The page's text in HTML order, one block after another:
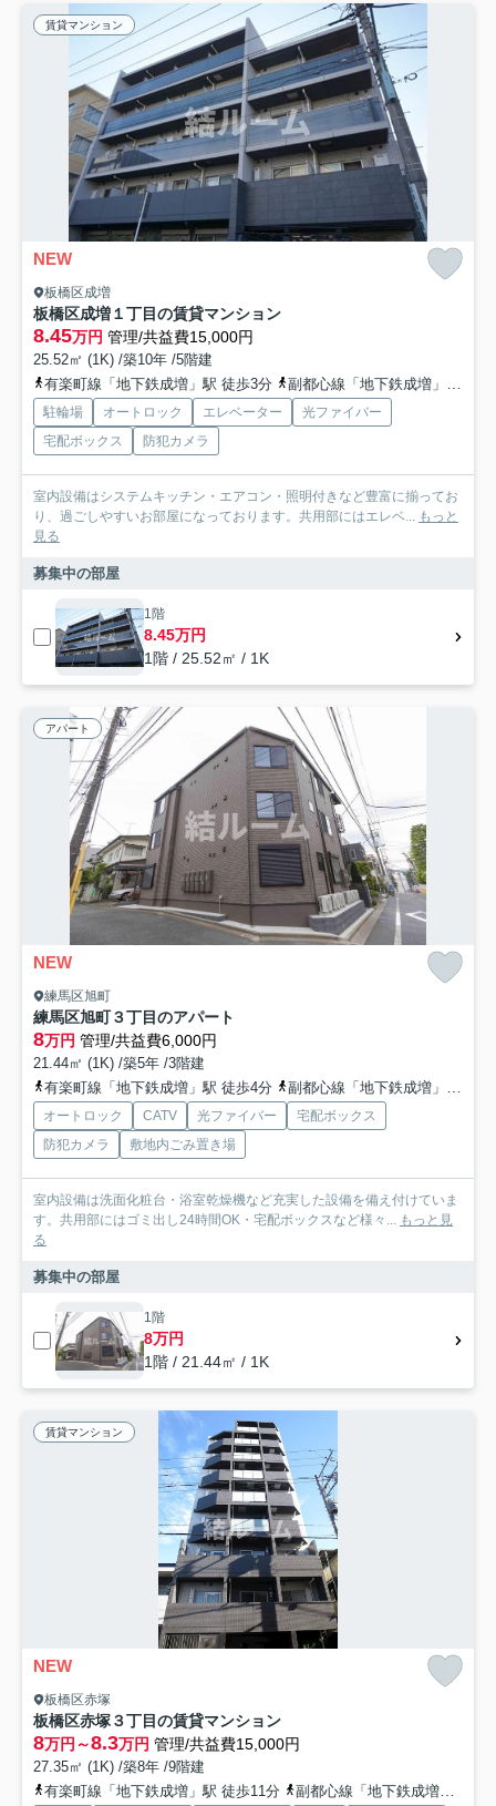
賃貸マンション
NEW
板橋区成増
板橋区成増１丁目の賃貸マンション
8.45万円 管理/共益費15,000円
25.52㎡ (1K) /築10年 /5階建
有楽町線「地下鉄成増」駅 徒歩3分
副都心線「地下鉄成増」駅 徒歩3分
駐輪場 オートロック エレベーター
光ファイバー
宅配ボックス
防犯カメラ
室内設備はシステムキッチン・エアコン・照明付きなど豊富に揃ってお
り、過ごしやすいお部屋になっております。共用部にはエレベ... もっと
見る
募集中の部屋
1階
8.45万円
1階 / 25.52㎡ / 1K
アパート
NEW
練馬区旭町
練馬区旭町３丁目のアパート
8万円 管理/共益費6,000円
21.44㎡ (1K) /築5年 /3階建
有楽町線「地下鉄成増」駅 徒歩4分
副都心線「地下鉄成増」駅 徒歩4分
オートロック CATV 光ファイバー
宅配ボックス
防犯カメラ
敷地内ごみ置き場
室内設備は洗面化粧台・浴室乾燥機など充実した設備を備え付けていま
す。共用部にはゴミ出し24時間OK・宅配ボックスなど様々... もっと見
る
募集中の部屋
1階
8万円
1階 / 21.44㎡ / 1K
賃貸マンション
NEW
板橋区赤塚
板橋区赤塚３丁目の賃貸マンション
8万円～8.3万円 管理/共益費15,000円
27.35㎡ (1K) /築8年 /9階建
有楽町線「地下鉄成増」駅 徒歩11分
副都心線「地下鉄成増」駅 徒歩11分